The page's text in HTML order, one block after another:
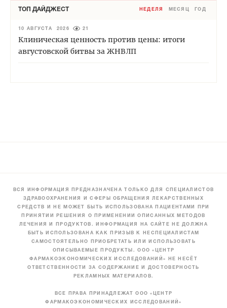
ТОП ДАЙДЖЕСТ НЕДЕЛЯ МЕСЯЦ ГОД
10 АВГУСТА 2026 21
Клиническая ценность против цены: итоги
августовской битвы за ЖНВЛП
ВСЯ ИНФОРМАЦИЯ ПРЕДНАЗНАЧЕНА ТОЛЬКО ДЛЯ СПЕЦИАЛИСТОВ
ЗДРАВООХРАНЕНИЯ И СФЕРЫ ОБРАЩЕНИЯ ЛЕКАРСТВЕННЫХ
СРЕДСТВ И НЕ МОЖЕТ БЫТЬ ИСПОЛЬЗОВАНА ПАЦИЕНТАМИ ПРИ
ПРИНЯТИИ РЕШЕНИЯ О ПРИМЕНЕНИИ ОПИСАННЫХ МЕТОДОВ
ЛЕЧЕНИЯ И ПРОДУКТОВ. ИНФОРМАЦИЯ НА САЙТЕ НЕ ДОЛЖНА
БЫТЬ ИСПОЛЬЗОВАНА КАК ПРИЗЫВ К НЕСПЕЦИАЛИСТАМ
САМОСТОЯТЕЛЬНО ПРИОБРЕТАТЬ ИЛИ ИСПОЛЬЗОВАТЬ
ОПИСЫВАЕМЫЕ ПРОДУКТЫ. ООО «ЦЕНТР
ФАРМАКОЭКОНОМИЧЕСКИХ ИССЛЕДОВАНИЙ» НЕ НЕСЁТ
ОТВЕТСТВЕННОСТИ ЗА СОДЕРЖАНИЕ И ДОСТОВЕРНОСТЬ
РЕКЛАМНЫХ МАТЕРИАЛОВ.
ВСЕ ПРАВА ПРИНАДЛЕЖАТ ООО «ЦЕНТР
ФАРМАКОЭКОНОМИЧЕСКИХ ИССЛЕДОВАНИЙ»